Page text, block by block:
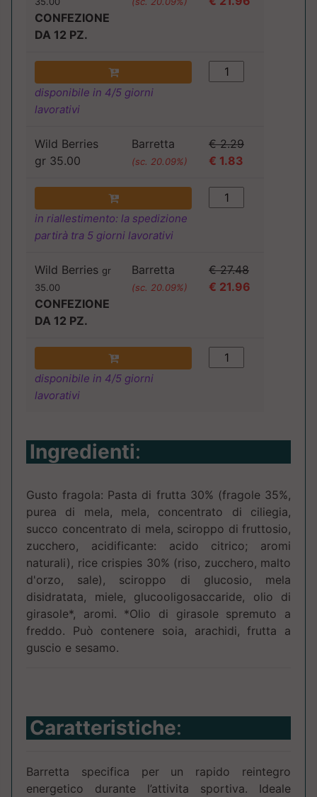
CONFEZIONE
DA 12 PZ.
disponibile in 4/5 giorni
lavorativi
Wild Berries
gr 35.00
Barretta
(sc. 20.09%)
€ 2.29
€ 1.83
in riallestimento: la spedizione
partirà tra 5 giorni lavorativi
Wild Berries gr
35.00
CONFEZIONE
DA 12 PZ.
Barretta
(sc. 20.09%)
€ 27.48
€ 21.96
disponibile in 4/5 giorni
lavorativi
Ingredienti:
Gusto fragola: Pasta di frutta 30% (fragole 35%,
purea di mela, mela, concentrato di ciliegia,
succo concentrato di mela, sciroppo di fruttosio,
zucchero, acidificante: acido citrico; aromi
naturali), rice crispies 30% (riso, zucchero, malto
d'orzo, sale), sciroppo di glucosio, mela
disidratata, miele, glucooligosaccaride, olio di
girasole*, aromi. *Olio di girasole spremuto a
freddo. Può contenere soia, arachidi, frutta a
guscio e sesamo.
Caratteristiche:
Barretta specifica per un rapido reintegro
energetico durante l’attivita sportiva. Ideale